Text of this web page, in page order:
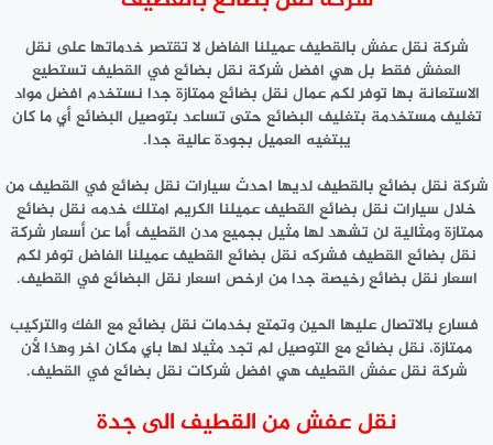
شركة نقل عفش بالقطيف عميلنا الفاضل لا تقتصر خدماتها على نقل
العفش فقط بل هي افضل شركة نقل بضائع في القطيف تستطيع
الاستعانة بها توفر لكم عمال نقل بضائع ممتازة جدا نستخدم افضل مواد
تغليف مستخدمة بتغليف البضائع حتى تساعد بتوصيل البضائع أي ما كان
يبتغيه العميل بجودة عالية جدا.
شركة نقل بضائع بالقطيف لديها احدث سيارات نقل بضائع في القطيف من
خلال سيارات نقل بضائع القطيف عميلنا الكريم امتلك خدمه نقل بضائع
ممتازة ومثالية لن تشهد لها مثيل بجميع مدن القطيف أما عن أسعار شركة
نقل بضائع القطيف فشركه نقل بضائع القطيف عميلنا الفاضل توفر لكم
اسعار نقل بضائع رخيصة جدا من ارخص اسعار نقل البضائع في القطيف.
فسارع بالاتصال عليها الحين وتمتع بخدمات نقل بضائع مع الفك والتركيب
ممتازة، نقل بضائع مع التوصيل لم تجد مثيلا لها باي مكان اخر وهذا لأن
شركة نقل عفش القطيف هي افضل شركات نقل بضائع في القطيف.
نقل عفش من القطيف الى جدة